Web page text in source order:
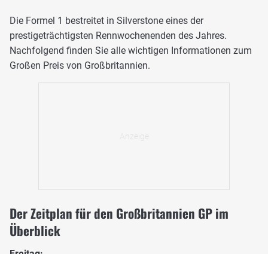
Die Formel 1 bestreitet in Silverstone eines der
prestigeträchtigsten Rennwochenenden des Jahres.
Nachfolgend finden Sie alle wichtigen Informationen zum
Großen Preis von Großbritannien.
Der Zeitplan für den Großbritannien GP im
Überblick